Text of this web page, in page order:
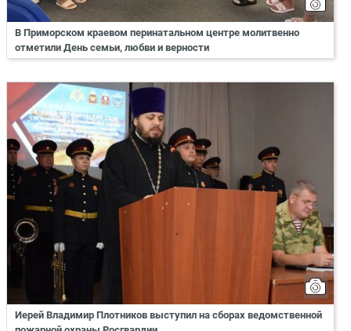
В Приморском краевом перинатальном центре молитвенно
отметили День семьи, любви и верности
Иерей Владимир Плотников выступил на сборах ведомственной